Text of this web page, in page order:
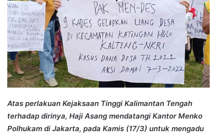
Atas perlakuan Kejaksaan Tinggi Kalimantan Tengah
terhadap dirinya, Haji Asang mendatangi Kantor Menko
Polhukam di Jakarta, pada Kamis (17/3) untuk mengadu